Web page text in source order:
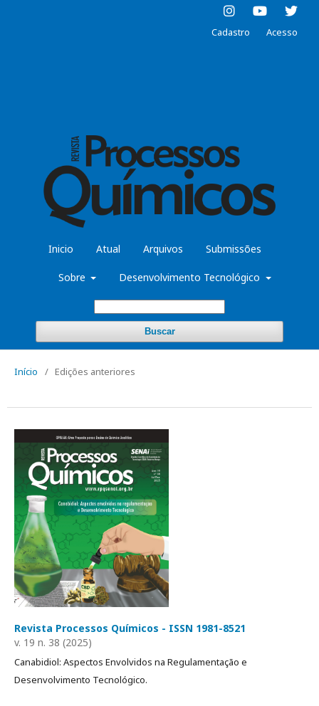
Inicio Atual Arquivos Submissões
Sobre Desenvolvimento Tecnológico
Buscar
Cadastro Acesso
Início / Edições anteriores
Revista Processos Químicos - ISSN 1981-8521
v. 19 n. 38 (2025)
Canabidiol: Aspectos Envolvidos na Regulamentação e
Desenvolvimento Tecnológico.